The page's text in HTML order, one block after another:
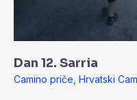
Dan 12. Sarria
Camino priče Hrvatski